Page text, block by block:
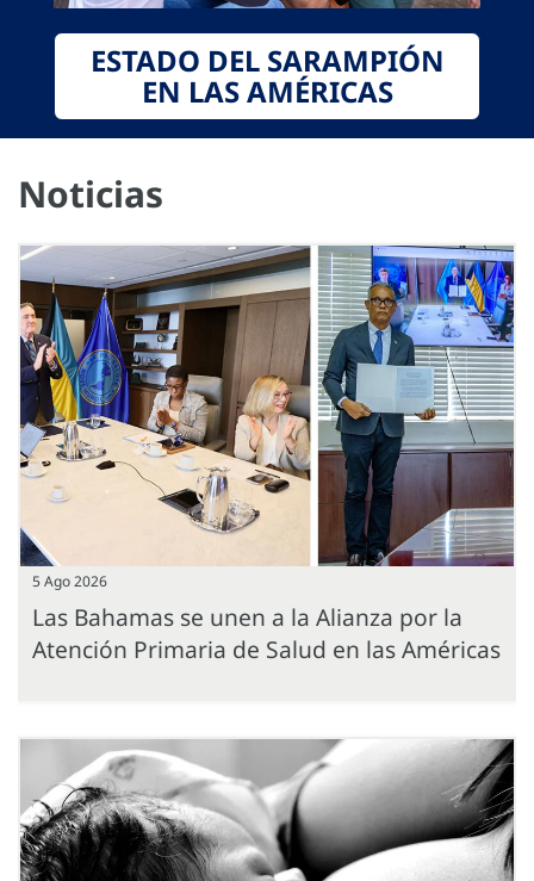
ESTADO DEL SARAMPIÓN
EN LAS AMÉRICAS
Noticias
5 Ago 2026
Las Bahamas se unen a la Alianza por la
Atención Primaria de Salud en las Américas